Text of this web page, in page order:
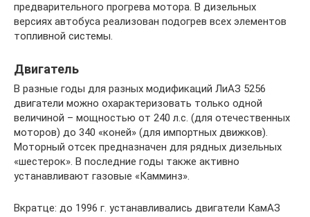
предварительного прогрева мотора. В дизельных
версиях автобуса реализован подогрев всех элементов
топливной системы.
Двигатель
В разные годы для разных модификаций ЛиАЗ 5256
двигатели можно охарактеризовать только одной
величиной – мощностью от 240 л.с. (для отечественных
моторов) до 340 «коней» (для импортных движков).
Моторный отсек предназначен для рядных дизельных
«шестерок». В последние годы также активно
устанавливают газовые «Камминз».
Вкратце: до 1996 г. устанавливались двигатели КамАЗ